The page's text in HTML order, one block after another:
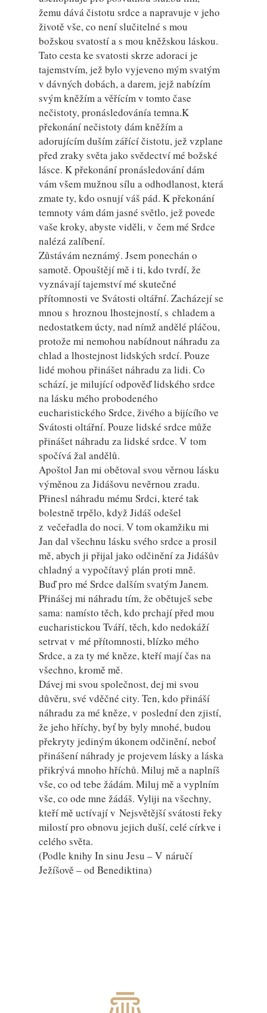
žemu dává čistotu srdce a napravuje v jeho
životě vše, co není slučitelné s mou
božskou svatostí a s mou kněžskou láskou.
Tato cesta ke svatosti skrze adoraci je
tajemstvím, jež bylo vyjeveno mým svatým
v dávných dobách, a darem, jejž nabízím
svým kněžím a věřícím v tomto čase
nečistoty, pronásledovánía temna.K
překonání nečistoty dám kněžím a
adorujícím duším zářící čistotu, jež vzplane
před zraky světa jako svědectví mé božské
lásce. K překonání pronásledování dám
vám všem mužnou sílu a odhodlanost, která
zmate ty, kdo osnují váš pád. K překonání
temnoty vám dám jasné světlo, jež povede
vaše kroky, abyste viděli, v čem mé Srdce
nalézá zalíbení.
Zůstávám neznámý. Jsem ponechán o
samotě. Opouštějí mě i ti, kdo tvrdí, že
vyznávají tajemství mé skutečné
přítomnosti ve Svátosti oltářní. Zacházejí se
mnou s hroznou lhostejností, s chladem a
nedostatkem úcty, nad nímž andělé pláčou,
protože mi nemohou nabídnout náhradu za
chlad a lhostejnost lidských srdcí. Pouze
lidé mohou přinášet náhradu za lidi. Co
schází, je milující odpověď lidského srdce
na lásku mého probodeného
eucharistického Srdce, živého a bijícího ve
Svátosti oltářní. Pouze lidské srdce může
přinášet náhradu za lidské srdce. V tom
spočívá žal andělů.
Apoštol Jan mi obětoval svou věrnou lásku
výměnou za Jidášovu nevěrnou zradu.
Přinesl náhradu mému Srdci, které tak
bolestně trpělo, když Jidáš odešel
z večeřadla do noci. V tom okamžiku mi
Jan dal všechnu lásku svého srdce a prosil
mě, abych ji přijal jako odčinění za Jidášův
chladný a vypočítavý plán proti mně.
Buď pro mé Srdce dalším svatým Janem.
Přinášej mi náhradu tím, že obětuješ sebe
sama: namísto těch, kdo prchají před mou
eucharistickou Tváří, těch, kdo nedokáží
setrvat v mé přítomnosti, blízko mého
Srdce, a za ty mé kněze, kteří mají čas na
všechno, kromě mě.
Dávej mi svou společnost, dej mi svou
důvěru, své vděčné city. Ten, kdo přináší
náhradu za mé kněze, v poslední den zjistí,
že jeho hříchy, byť by byly mnohé, budou
překryty jediným úkonem odčinění, neboť
přinášení náhrady je projevem lásky a láska
přikrývá mnoho hříchů. Miluj mě a naplníš
vše, co od tebe žádám. Miluj mě a vyplním
vše, co ode mne žádáš. Vyliji na všechny,
kteří mě uctívají v Nejsvětější svátosti řeky
milostí pro obnovu jejich duší, celé církve i
celého světa.
(Podle knihy In sinu Jesu – V náručí
Ježíšově – od Benediktina)